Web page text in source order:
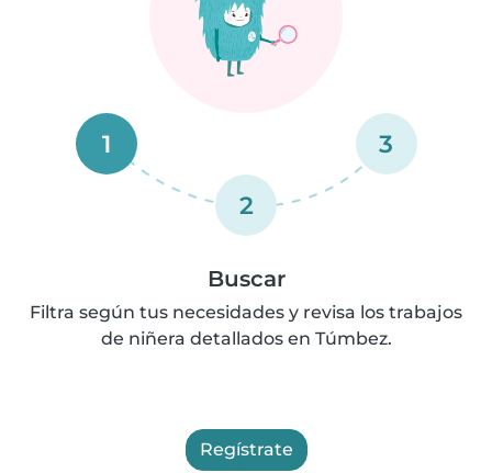
1
2
3
Buscar
Filtra según tus necesidades y revisa los trabajos
de niñera detallados en Túmbez.
Regístrate